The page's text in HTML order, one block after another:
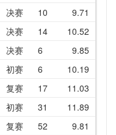
决赛 10 9.71
决赛 14 10.52
决赛 6 9.85
初赛
6 10.19
复赛 17 11.03
初赛
31 11.89
复赛 52 9.81